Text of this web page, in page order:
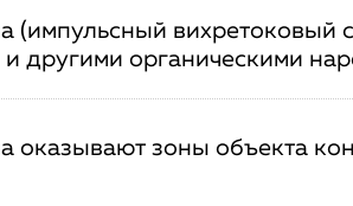
(импульсный
другими органическими
оказывают зоны объекта